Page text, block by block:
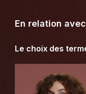
En relation
Le choix des